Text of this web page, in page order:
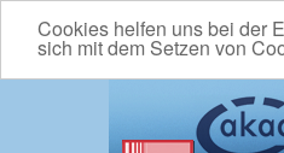
Cookies helfen uns bei der
sich mit dem Setzen von